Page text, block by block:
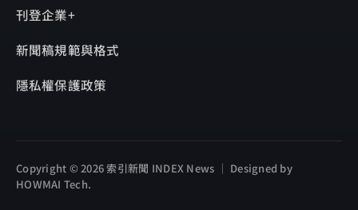
刊登企業+
新聞稿規範與格式
隱私權保護政策
Copyright © 2026 索引新聞 INDEX News ｜ Designed by
HOWMAI Tech.